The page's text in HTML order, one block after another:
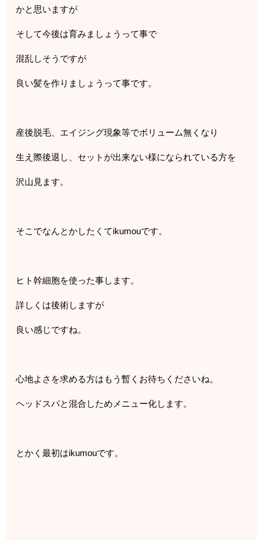
かと思いますが
そして今後は育みましょうって事で
混乱しそうですが
良い髪を作りましょうって事です。
産後脱毛、エイジング現象等でボリューム無くなり
生え際後退し、セットが出来ない様になられている方を
沢山見ます。
そこでなんとかしたくてikumouです。
ヒト幹細胞を使った事します。
詳しくは後術しますが
良い感じですね。
心地よさを求める方はもう暫くお待ちくださいね。
ヘッドスパと混合しためメニュー化します。
とかく最初はikumouです。